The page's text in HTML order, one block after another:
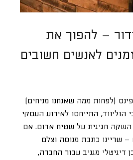
– להפוך את
לאנשים חשובים
(לפחות ממה שאנחנו מניחים)
הוליווד, התייחסו לאירוע העסקי
השקה חגיגית על שטיח אדום. אם
– שריינו כתבת מנוסה וצלם
דיגיטלי מגניב עבור החברה,